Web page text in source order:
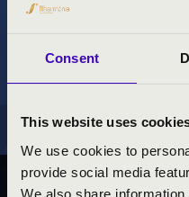
Consent
This website uses
We use cookies to
provide social media
We also share
ÖSZTÖNDÍJ